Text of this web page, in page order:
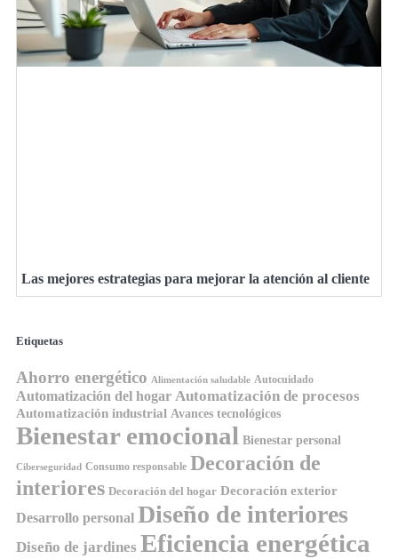
Las mejores estrategias para mejorar la atención al cliente
Etiquetas
Ahorro energético Alimentación saludable Autocuidado
Automatización del hogar Automatización de procesos
Automatización industrial Avances tecnológicos
Bienestar emocional Bienestar personal
Ciberseguridad Consumo responsable Decoración de
interiores Decoración del hogar Decoración exterior
Desarrollo personal Diseño de interiores
Diseño de jardines Eficiencia energética